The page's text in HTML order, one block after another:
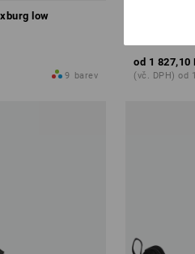
low
9 barev
O1
od 1 827,10
(vč. DPH) od